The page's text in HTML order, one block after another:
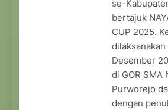
se-
bertajuk
CUP 2025.
dilaksanakan
Desember
di GOR SMA
Purworejo
dengan